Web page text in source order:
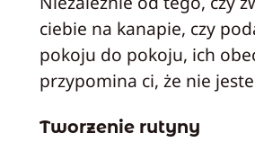
ciebie na kanapie, czy
pokoju do pokoju, ich
przypomina ci, że nie
Tworzenie rutyny